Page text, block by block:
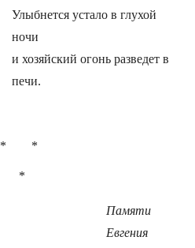
Улыбнется устало в глухой
ночи
и хозяйский огонь разведет в
печи.
* *
*
Памяти
Евгения